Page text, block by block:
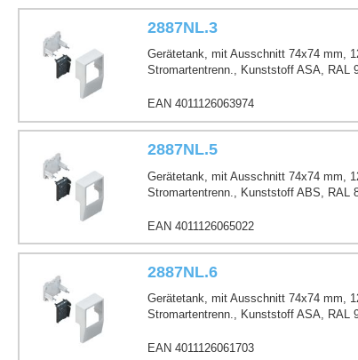
2887NL.3
Gerätetank, mit Ausschnitt 74x74 mm,
Stromartentrenn., Kunststoff ASA, RAL
EAN 4011126063974
2887NL.5
Gerätetank, mit Ausschnitt 74x74 mm,
Stromartentrenn., Kunststoff ABS, RAL
EAN 4011126065022
2887NL.6
Gerätetank, mit Ausschnitt 74x74 mm,
Stromartentrenn., Kunststoff ASA, RAL
EAN 4011126061703